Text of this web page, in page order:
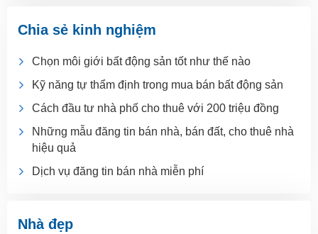
Chia sẻ kinh nghiệm
Chọn môi giới bất động sản tốt như thế nào
Kỹ năng tự thẩm định trong mua bán bất động sản
Cách đầu tư nhà phố cho thuê với 200 triệu đồng
Những mẫu đăng tin bán nhà, bán đất, cho thuê nhà
hiệu quả
Dịch vụ đăng tin bán nhà miễn phí
Nhà đẹp